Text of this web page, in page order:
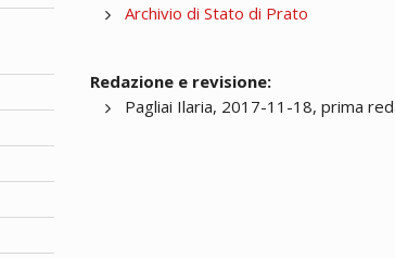
Archivio di Stato di Prato
Redazione e revisione:
Pagliai Ilaria, 2017-11-18, prima